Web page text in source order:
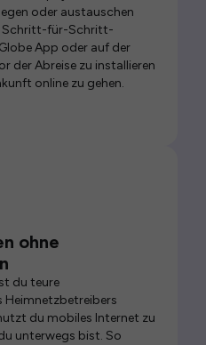
oder austauschen
Schritt-für-Schritt-
App oder auf der
der Abreise zu installieren
online zu gehen.
ohne
du teure
Heimnetzbetreibers
du mobiles Internet zu
unterwegs bist. So